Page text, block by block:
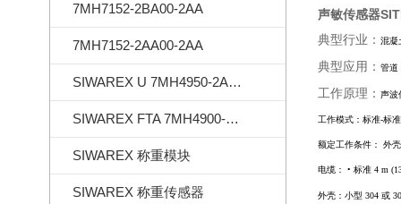
7MH7152-2BA00-2AA
7MH7152-2AA00-2AA
SIWAREX U 7MH4950-2AA01
SIWAREX FTA 7MH4900-2AA01
SIWAREX 称重模块
SIWAREX 称重传感器
声敏传感器
典型行业： 混凝
典型应用： 管道
工作原理： 声波
工作模式： 标准-标
额定工作条件： 外
电缆： • 标准 4 m
外壳： 小型 304 或